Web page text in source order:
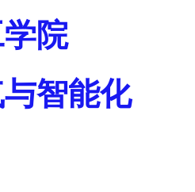
院
智能化